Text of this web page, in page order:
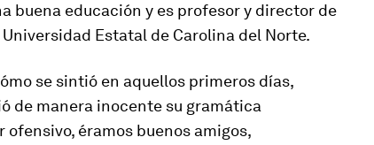
buena educación y es profesor y director de
Estatal de Carolina del Norte.
se sintió en aquellos primeros días,
de manera inocente su gramática
éramos buenos amigos,